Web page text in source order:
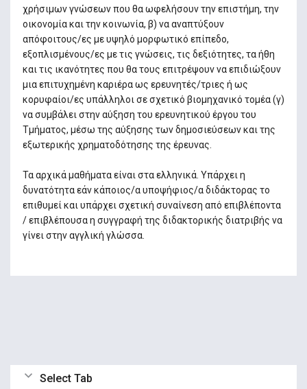
χρήσιμων γνώσεων που θα ωφελήσουν την επιστήμη, την
οικονομία και την κοινωνία, β) να αναπτύξουν
απόφοιτους/ες με υψηλό μορφωτικό επίπεδο,
εξοπλισμένους/ες με τις γνώσεις, τις δεξιότητες, τα ήθη
και τις ικανότητες που θα τους επιτρέψουν να επιδιώξουν
μια επιτυχημένη καριέρα ως ερευνητές/τριες ή ως
κορυφαίοι/ες υπάλληλοι σε σχετικό βιομηχανικό τομέα (γ)
να συμβάλει στην αύξηση του ερευνητικού έργου του
Τμήματος, μέσω της αύξησης των δημοσιεύσεων και της
εξωτερικής χρηματοδότησης της έρευνας.
Τα αρχικά μαθήματα είναι στα ελληνικά. Υπάρχει η
δυνατότητα εάν κάποιος/α υποψήφιος/α διδάκτορας το
επιθυμεί και υπάρχει σχετική συναίνεση από επιβλέποντα
/ επιβλέπουσα η συγγραφή της διδακτορικής διατριβής να
γίνει στην αγγλική γλώσσα.
Select Tab